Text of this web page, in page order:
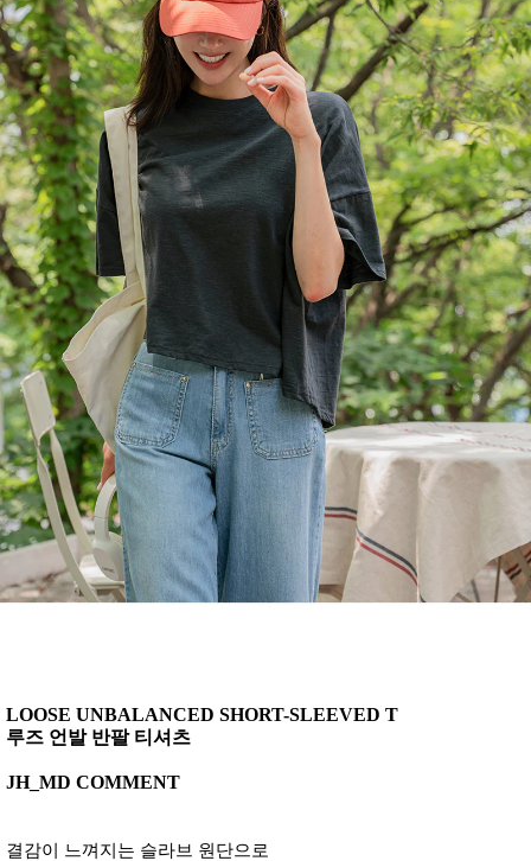
LOOSE UNBALANCED SHORT-SLEEVED T
루즈 언발 반팔 티셔츠
JH_MD COMMENT
결감이 느껴지는 슬라브 원단으로